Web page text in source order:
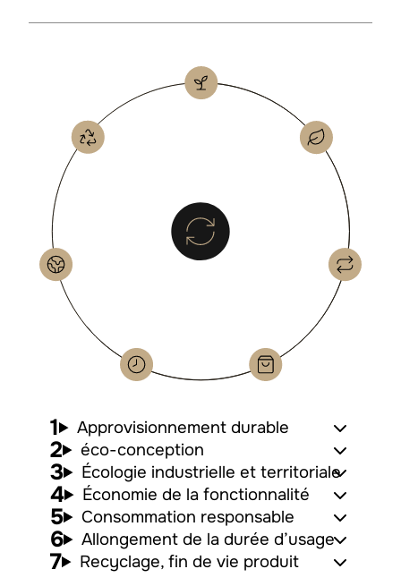
Approvisionnement durable
éco-conception
Écologie industrielle et territoriale
Économie de la fonctionnalité
Consommation responsable
Allongement de la durée d’usage
Recyclage, fin de vie produit